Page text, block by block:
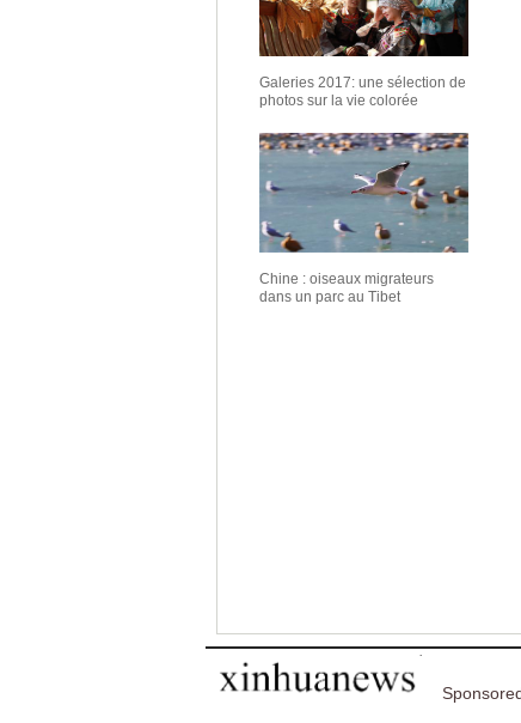
Galeries 2017: une sélection de
photos sur la vie colorée
Chine : oiseaux migrateurs
dans un parc au Tibet